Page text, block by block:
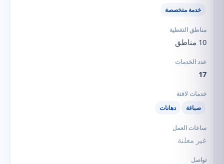
خدمة متخصصة
10 مناطق
17
صباغة دهانات
غير معلنة